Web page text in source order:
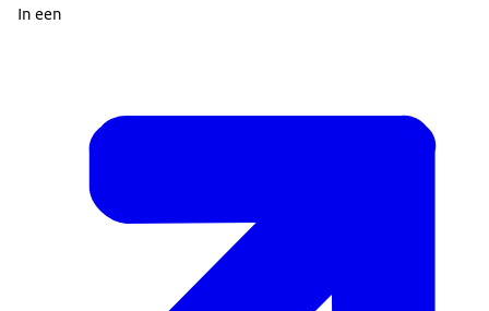
In een